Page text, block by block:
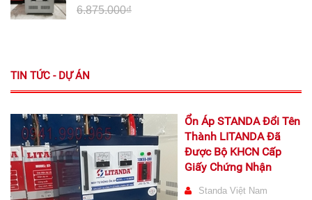
6.875.000₫
TIN TỨC - DỰ ÁN
Ổn Áp STANDA Đổi Tên
Thành LITANDA Đã
Được Bộ KHCN Cấp
Giấy Chứng Nhận
Standa Việt Nam